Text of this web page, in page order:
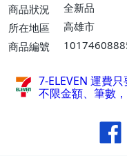
商品狀況
全新品
所在地區
高雄市
商品編號
7-ELEVEN 運費只
不限金額、筆數